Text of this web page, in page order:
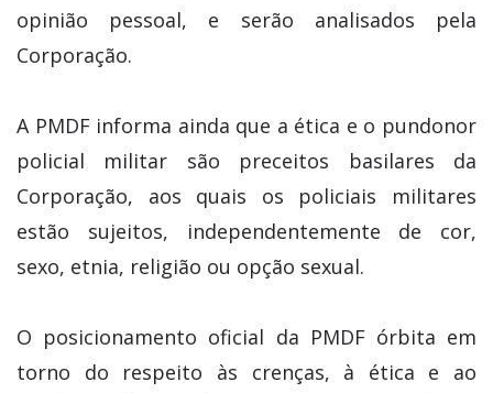
opinião pessoal, e serão analisados pela
Corporação.
A PMDF informa ainda que a ética e o pundonor
policial militar são preceitos basilares da
Corporação, aos quais os policiais militares
estão sujeitos, independentemente de cor,
sexo, etnia, religião ou opção sexual.
O posicionamento oficial da PMDF órbita em
torno do respeito às crenças, à ética e ao